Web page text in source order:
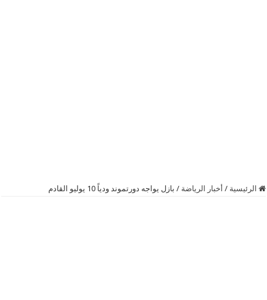
الرئيسية / أخبار الرياضة / بازل يواجه دورتموند ودياً 10 يوليو القادم